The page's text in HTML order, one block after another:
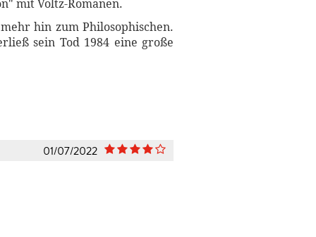
mit Voltz-Romanen.
hin zum Philosophischen.
sein Tod 1984 eine große
01/07/2022